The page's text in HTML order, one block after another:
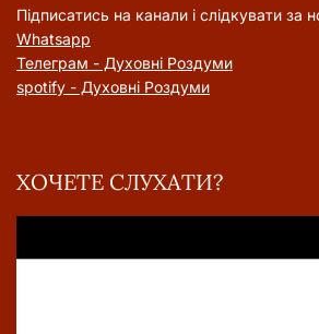
Підписатись на канали і слідкувати за
Whatsapp
Телеграм - Духовні Роздуми
spotify - Духовні Роздуми
ХОЧЕТЕ СЛУХАТИ?